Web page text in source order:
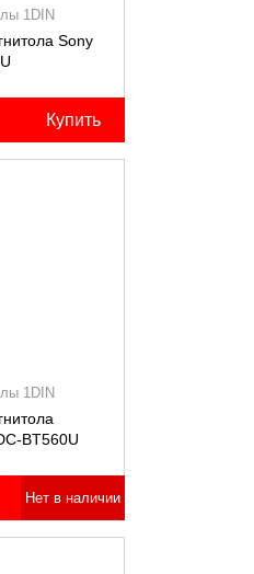
1DIN
Sony
Купить
1DIN
BT560U
Нет в наличии